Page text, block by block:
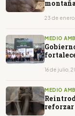
23 de
MEDIO
16 de julio,
MEDIO
reforzar